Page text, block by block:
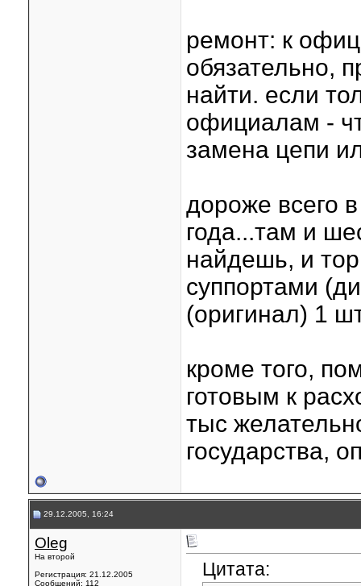
ремонт: к
обязательно,
найти. если
официалам -
замена цепи
дороже всего
года...там и
найдешь, и
суппортами
(оригинал) 1
кроме того,
готовым к
тыс
государства,
29.12.2005, 16:24
Oleg
На второй
Регистрация: 21.12.2005
Сообщений: 112
Цитата: